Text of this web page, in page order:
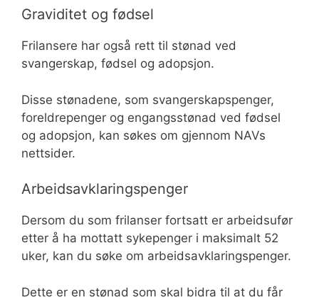
Graviditet og fødsel
Frilansere har også rett til stønad ved
svangerskap, fødsel og adopsjon.
Disse stønadene, som svangerskapspenger,
foreldrepenger og engangsstønad ved fødsel
og adopsjon, kan søkes om gjennom NAVs
nettsider.
Arbeidsavklaringspenger
Dersom du som frilanser fortsatt er arbeidsufør
etter å ha mottatt sykepenger i maksimalt 52
uker, kan du søke om arbeidsavklaringspenger.
Dette er en stønad som skal bidra til at du får